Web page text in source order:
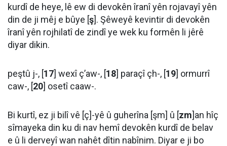
kurdî de heye, lê ew di devokên îranî yên rojavayî yên
din de ji mêj e bûye [ş]. Şêweyê kevintir di devokên
îranî yên rojhilatî de zindî ye wek ku formên li jêrê
diyar dikin.
peştû j-, [17] wexî ç’aw-, [18] paraçî çh-, [19] ormurrî
caw-, [20] osetî caaw-.
Bi kurtî, ez ji bilî vê [ç]-yê û guherîna [şm] û [zm]an hîç
sîmayeka din ku di nav hemî devokên kurdî de belav
e û li derveyî wan nahêt dîtin nabînim. Diyar e ji bo